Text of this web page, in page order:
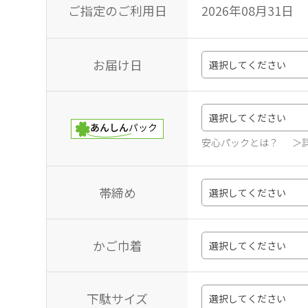
ご指定のご利用日 2026年08月31日
お届け日
安心パックとは？ ＞
帯締め
かご巾着
下駄サイズ